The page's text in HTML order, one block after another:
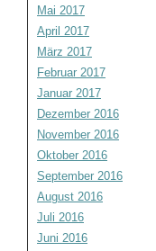
Mai 2017
April 2017
März 2017
Februar 2017
Januar 2017
Dezember 2016
November 2016
Oktober 2016
September 2016
August 2016
Juli 2016
Juni 2016